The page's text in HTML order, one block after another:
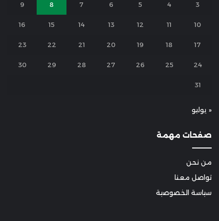
3
4
5
6
7
8
9
10
11
12
13
14
15
16
17
18
19
20
21
22
23
24
25
26
27
28
29
30
31
« يوليو
صفحات مهمة
من نحن
تواصل معنا
سياسة الخصوصية